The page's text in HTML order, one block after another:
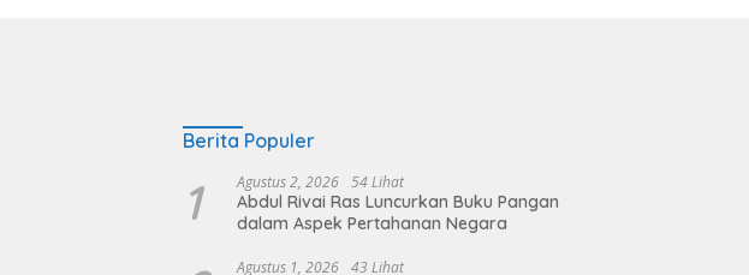
Berita Populer
1 Agustus 2, 2026 54 Lihat
Abdul Rivai Ras Luncurkan Buku Pangan
dalam Aspek Pertahanan Negara
Agustus 1, 2026 43 Lihat